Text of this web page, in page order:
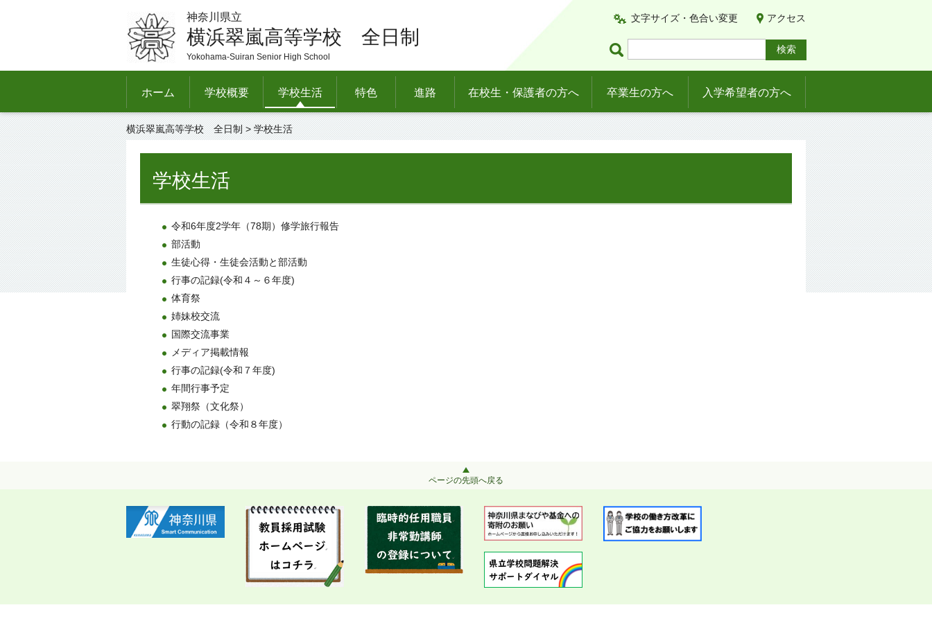
神奈川県立
横浜翠嵐高等学校 全日制
Yokohama-Suiran Senior High School
文字サイズ・色合い変更 アクセス
ホーム 学校概要 学校生活 特色 進路 在校生・保護者の方へ 卒業生の方へ 入学希望者の方へ
横浜翠嵐高等学校 全日制 > 学校生活
学校生活
令和6年度2学年（78期）修学旅行報告
部活動
生徒心得・生徒会活動と部活動
行事の記録(令和４～６年度)
体育祭
姉妹校交流
国際交流事業
メディア掲載情報
行事の記録(令和７年度)
年間行事予定
翠翔祭（文化祭）
行動の記録（令和８年度）
ページの先頭へ戻る